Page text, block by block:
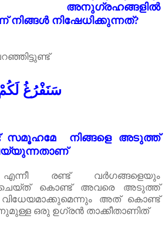
അനുഗ്രഹങ്ങളിൽ
നിഷേധിക്കുന്നത്?
سَنَفْرُغُ لَكُمْ
സമൂഹമേ നിങ്ങളെ അടുത്ത്
രണ്ട് വർഗങ്ങളെയും
കൊണ്ട് അവരെ അടുത്ത്
വിധേയമാക്കുമെന്നും അത് കൊണ്ട്
ഒരു ഉഗ്രൻ താക്കീതാണിത്